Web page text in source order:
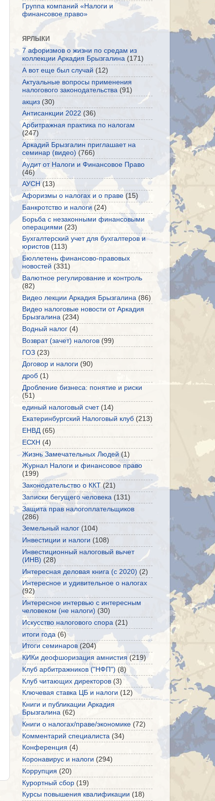
Группа компаний «Налоги и
финансовое право»
ЯРЛЫКИ
7 афоризмов о жизни по средам из
коллекции Аркадия Брызгалина (171)
А вот еще был случай (12)
Актуальные вопросы применения
налогового законодательства (91)
акциз (30)
Антисанкции 2022 (36)
Арбитражная практика по налогам
(247)
Аркадий Брызгалин приглашает на
семинар (видео) (766)
Аудит от Налоги и Финансовое Право
(46)
АУСН (13)
Афоризмы о налогах и о праве (15)
Банкротство и налоги (24)
Борьба с незаконными финансовыми
операциями (23)
Бухгалтерский учет для бухгалтеров и
юристов (113)
Бюллетень финансово-правовых
новостей (331)
Валютное регулирование и контроль
(82)
Видео лекции Аркадия Брызгалина (86)
Видео налоговые новости от Аркадия
Брызгалина (234)
Водный налог (4)
Возврат (зачет) налогов (99)
ГОЗ (23)
Договор и налоги (90)
дроб (1)
Дробление бизнеса: понятие и риски
(51)
единый налоговый счет (14)
Екатеринбургский Налоговый клуб (213)
ЕНВД (65)
ЕСХН (4)
Жизнь Замечательных Людей (1)
Журнал Налоги и финансовое право
(199)
Законодательство о ККТ (21)
Записки бегущего человека (131)
Защита прав налогоплательщиков
(286)
Земельный налог (104)
Инвестиции и налоги (108)
Инвестиционный налоговый вычет
(ИНВ) (28)
Интересная деловая книга (с 2020) (2)
Интересное и удивительное о налогах
(92)
Интересное интервью с интересным
человеком (не налоги) (30)
Искусство налогового спора (21)
итоги года (6)
Итоги семинаров (204)
КИКи деофшоризация амнистия (219)
Клуб арбитражников ("НФП") (8)
Клуб читающих директоров (3)
Ключевая ставка ЦБ и налоги (12)
Книги и публикации Аркадия
Брызгалина (62)
Книги о налогах/праве/экономике (72)
Комментарий специалиста (34)
Конференция (4)
Коронавирус и налоги (294)
Коррупция (20)
Курортный сбор (19)
Курсы повышения квалификации (18)